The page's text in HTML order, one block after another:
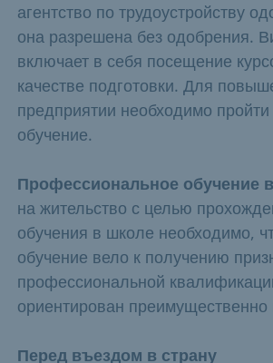
агентство по трудоустройству
она разрешена без одобрения.
включает в себя посещение
качестве подготовки. Для
предприятии необходимо
обучение.
Профессиональное обучение
на жительство с целью
обучения в школе необходимо,
обучение вело к получению
профессиональной
ориентирован
Перед въездом в страну